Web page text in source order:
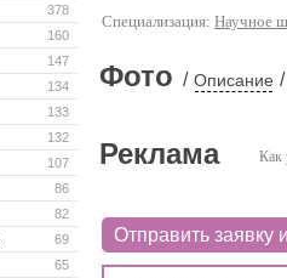
378
160
147
134
133
132
107
86
82
69
65
Специализация: Научное
Фото / Описание /
Как
Реклама
Отправить заявку